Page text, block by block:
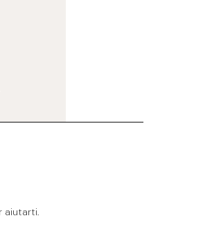
aiutarti.